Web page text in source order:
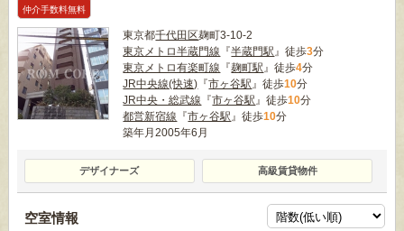
仲介手数料無料
東京都千代田区麹町3-10-2
東京メトロ半蔵門線 『半蔵門駅』徒歩3分
東京メトロ有楽町線 『麹町駅』徒歩4分
JR中央線(快速) 『市ヶ谷駅』徒歩10分
JR中央・総武線 『市ヶ谷駅』徒歩10分
都営新宿線 『市ヶ谷駅』徒歩10分
築年月2005年6月
デザイナーズ 高級賃貸物件
空室情報